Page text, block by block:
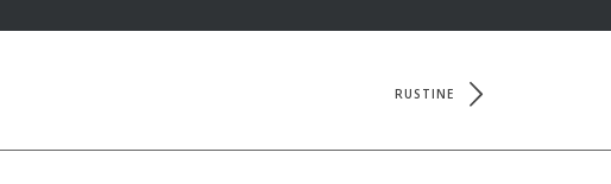
RUSTINE